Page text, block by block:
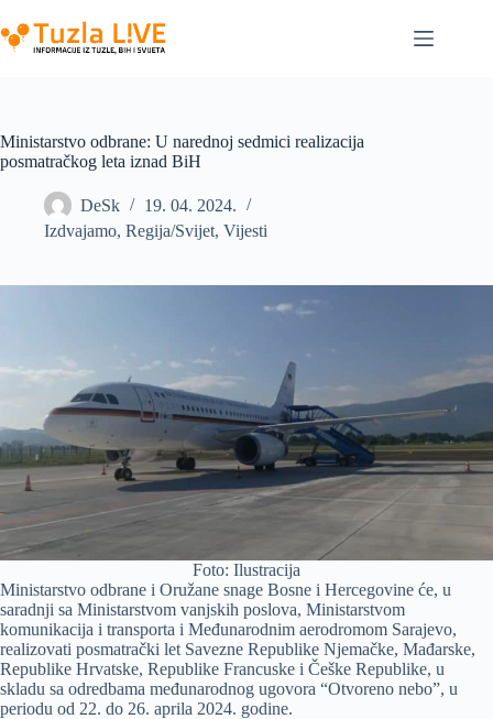
to
content
Ministarstvo odbrane: U narednoj sedmici realizacija
posmatračkog leta iznad BiH
DeSk
19. 04. 2024.
Izdvajamo, Regija/Svijet, Vijesti
Foto: Ilustracija
Ministarstvo odbrane i Oružane snage Bosne i Hercegovine će, u
saradnji sa Ministarstvom vanjskih poslova, Ministarstvom
komunikacija i transporta i Međunarodnim aerodromom Sarajevo,
realizovati posmatrački let Savezne Republike Nјemačke, Mađarske,
Republike Hrvatske, Republike Francuske i Češke Republike, u
skladu sa odredbama međunarodnog ugovora “Otvoreno nebo”, u
periodu od 22. do 26. aprila 2024. godine.